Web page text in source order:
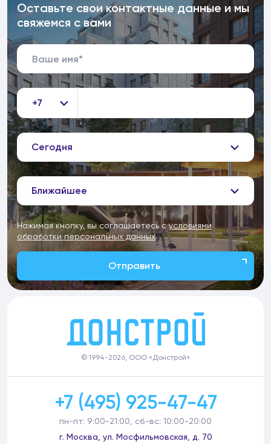
Оставьте свои контактные данные и мы
свяжемся с вами
+7
Сегодня
Ближайшее
Нажимая кнопку, вы соглашаетесь сусловиями
обработки персональных данных
Отправить
© 1994-2026, ООО «Донстрой»
+7 (495) 925-47-47
пн-пт: 9:00-21:00, сб-вс: 10:00-20:00
г. Москва, ул. Мосфильмовская, д. 70